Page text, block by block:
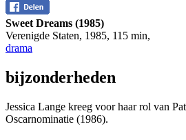
Sweet Dreams (1985)
Verenigde Staten, 1985, 115 min,
drama
bijzonderheden
Jessica Lange kreeg voor haar rol van
Oscarnominatie (1986).